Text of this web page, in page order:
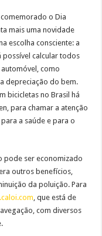
o Dia
mais uma novidade
escolha consciente: a
possível calcular todos
como
depreciação do bem.
bicicletas no Brasil há
para chamar a atenção
a saúde e para o
pode ser economizado
outros benefícios,
da poluição. Para
, que está de
com diversos